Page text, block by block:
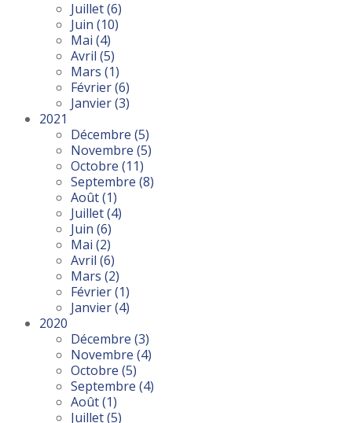
Juillet(6)
Juin (10)
Mai (4)
Avril (5)
Mars (1)
Février(6)
Janvier(3)
2021
Décembre (5)
Novembre (5)
Octobre (11)
Septembre (8)
Août(1)
Juillet(4)
Juin (6)
Mai (2)
Avril (6)
Mars (2)
Février(1)
Janvier(4)
2020
Décembre (3)
Novembre (4)
Octobre (5)
Septembre (4)
Août(1)
Juillet(5)